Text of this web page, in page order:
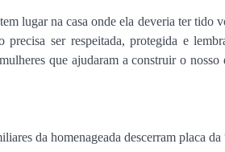
lugar na casa onde ela deveria ter tido
ser respeitada, protegida e
que ajudaram a construir o
da homenageada descerram placa